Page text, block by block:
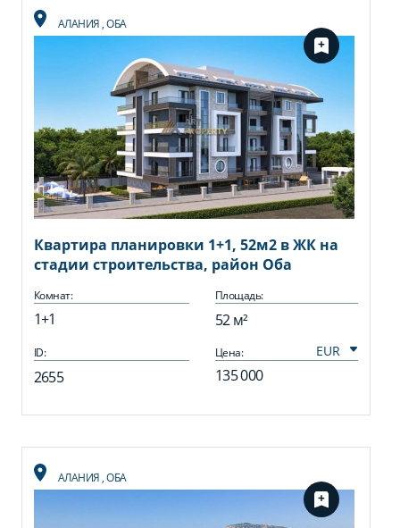
АЛАНИЯ,ОБА
Квартира планировки 1+1, 52м2 в ЖК на
стадии строительства, район Оба
Комнат:
1+1
Площадь:
52 м²
ID:
2655
Цена:
135 000
АЛАНИЯ,ОБА